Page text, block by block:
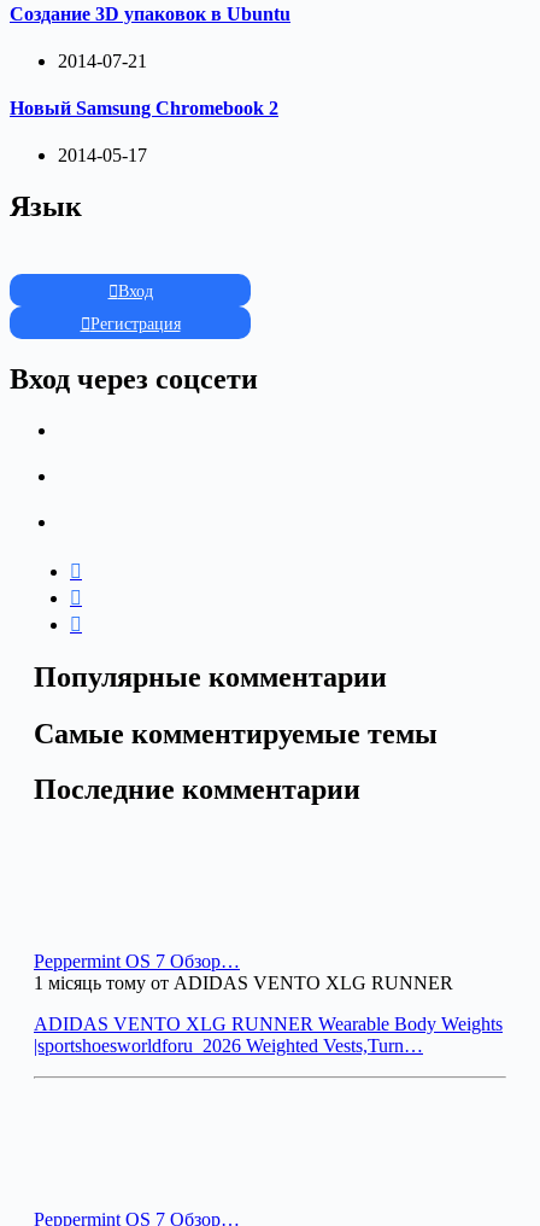
Создание 3D упаковок в Ubuntu
2014-07-21
Новый Samsung Chromebook 2
2014-05-17
Язык
Вход
Регистрация
Вход через соцсети
Популярные комментарии
Самые комментируемые темы
Последние комментарии
Peppermint OS 7 Обзор…
1 місяць тому от ADIDAS VENTO XLG RUNNER
ADIDAS VENTO XLG RUNNER Wearable Body Weights
|sportshoesworldforu_2026 Weighted Vests,Turn…
Peppermint OS 7 Обзор…